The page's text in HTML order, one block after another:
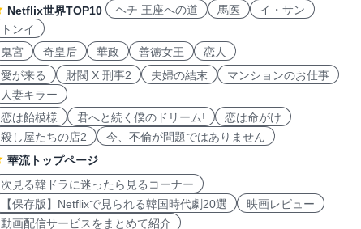
Netflix世界TOP10
ヘチ 王座への道 馬医
イ・サン
トンイ
鬼宮
奇皇后 華政 善徳女王
恋人
愛が来る
財閥 X 刑事2 夫婦の結末
マンションのお仕事
人妻キラー
恋は飴模様
君へと続く僕のドリーム!
恋は命がけ
殺し屋たちの店2
今、不倫が問題ではありません
華流トップページ
次見る韓ドラに迷ったら見るコーナー
【保存版】Netflixで見られる韓国時代劇20選
映画レビュー
動画配信サービスをまとめて紹介